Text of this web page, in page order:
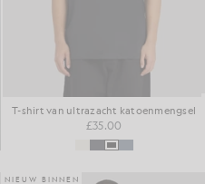
T-shirt van ultrazacht katoenmengsel
£35.00
NIEUW BINNEN